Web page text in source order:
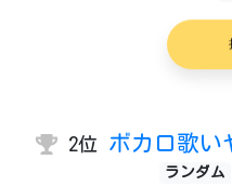
2位 ボカロ歌い
ランダム